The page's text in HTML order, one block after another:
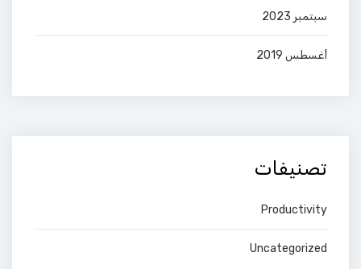
سبتمبر 2023
أغسطس 2019
تصنيفات
Productivity
Uncategorized